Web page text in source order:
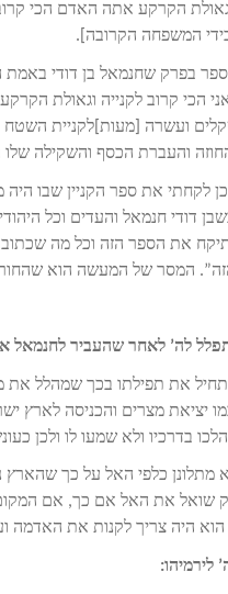
הקרקע אתה האדם הכי
המשפחה הקרובה].
בפרק שחנמאל בן דודי
הכי קרוב לקנייה וגאולת
ועשרה [מעות]לקניית השטח
והעברת הכסף והשקילה שלו
לקחתי את ספר הקניין שבו
דודי חנמאל והעדים וכל
את הספר הזה וכל מה שכתוב
המסר של המעשה הוא
לה’ לאחר שהעביר לחנמאל
את תפילתו בכך שמהלל את
יציאת מצרים והכניסה
הלכו בדרכיו ולא שמעו לו
מתלונן כלפי האל על כך
שואל את האל אם כך, אם
היה צריך לקנות את האדמה
לירמיהו: